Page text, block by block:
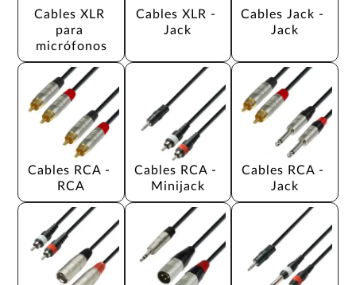
Cables XLR
para
micrófonos
Cables XLR -
Jack
Cables Jack -
Jack
Cables RCA -
RCA
Cables RCA -
Minijack
Cables RCA -
Jack